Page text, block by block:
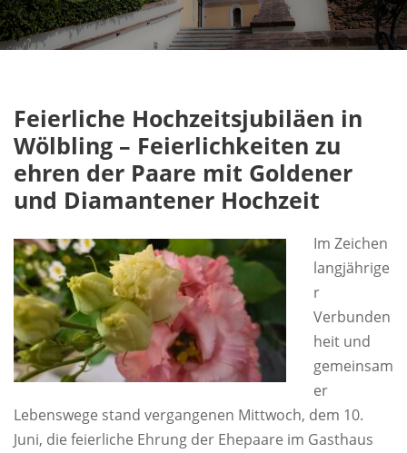
Feierliche Hochzeitsjubiläen in
Wölbling – Feierlichkeiten zu
ehren der Paare mit Goldener
und Diamantener Hochzeit
Im Zeichen
langjährige
r
Verbunden
heit und
gemeinsam
er
Lebenswege stand vergangenen Mittwoch, dem 10.
Juni, die feierliche Ehrung der Ehepaare im Gasthaus